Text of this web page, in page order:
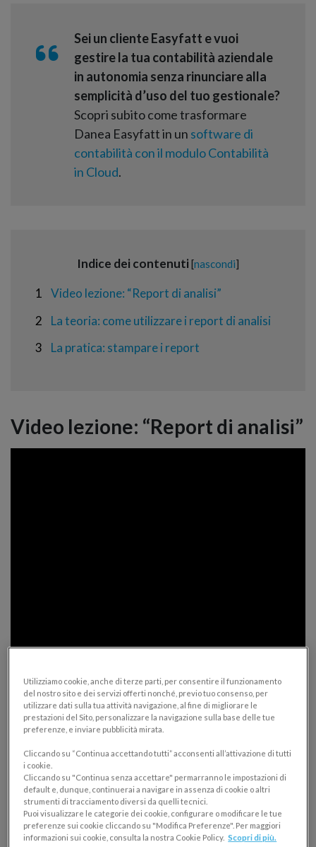
Sei un cliente Easyfatt e vuoi
gestire la tua contabilità aziendale
in autonomia senza rinunciare alla
semplicità d’uso del tuo gestionale?
Scopri subito come trasformare
Danea Easyfatt in un software di
contabilità con il modulo Contabilità
in Cloud.
Indice dei contenuti [nascondi]
1
Video lezione: “Report di analisi”
2
La teoria: come utilizzare i report di analisi
3
La pratica: stampare i report
Video lezione: “Report di analisi”
La teoria: come utilizzare i
report di analisi
Buongiorno e ben trovati.
Utilizziamo cookie, anche di terze parti, per consentire il funzionamento
del nostro sito e dei servizi offerti nonché, previo tuo consenso, per
utilizzare dati sulla tua attività navigazione, al fine di migliorare le
prestazioni del Sito, personalizzare la navigazione sulla base delle tue
preferenze, e inviare pubblicità mirata.
Cliccando su “Continua accettando tutti” acconsenti all’attivazione di tutti
i cookie.
Cliccando su "Continua senza accettare" permarranno le impostazioni di
default e, dunque, continuerai a navigare in assenza di cookie o altri
strumenti di tracciamento diversi da quelli tecnici.
Puoi visualizzare le categorie dei cookie, configurare o modificare le tue
preferenze sui cookie cliccando su "Modifica Preferenze". Per maggiori
informazioni sui cookie, consulta la nostra Cookie Policy. Scopri di più.